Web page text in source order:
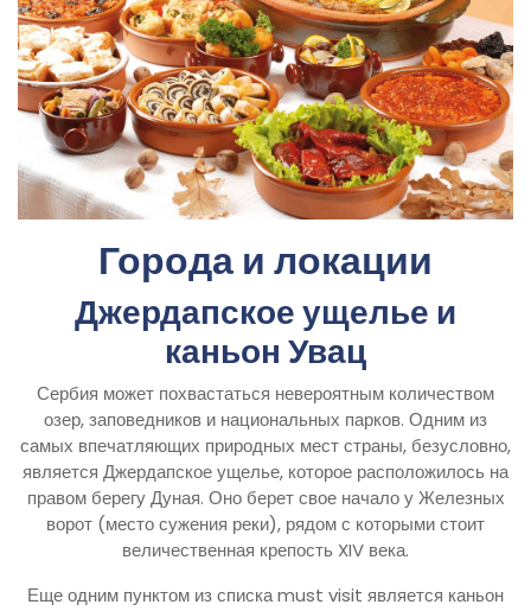
Города и локации
Джердапское ущелье и
каньон Увац
Сербия может похвастаться невероятным количеством
озер, заповедников и национальных парков. Одним из
самых впечатляющих природных мест страны, безусловно,
является Джердапское ущелье, которое расположилось на
правом берегу Дуная. Оно берет свое начало у Железных
ворот (место сужения реки), рядом с которыми стоит
величественная крепость XIV века.
Еще одним пунктом из списка must visit является каньон